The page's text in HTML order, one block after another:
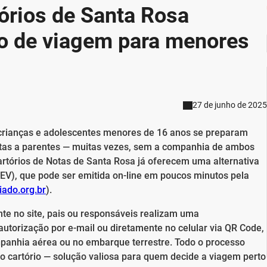
de Santa Rosa
de viagem para menores
27 de junho de 2025
e adolescentes menores de 16 anos se preparam
a parentes — muitas vezes, sem a companhia de ambos
de Notas de Santa Rosa já oferecem uma alternativa
que pode ser emitida on-line em poucos minutos pela
).
no site, pais ou responsáveis realizam uma
por e-mail ou diretamente no celular via QR Code,
aérea ou no embarque terrestre. Todo o processo
cartório — solução valiosa para quem decide a viagem perto